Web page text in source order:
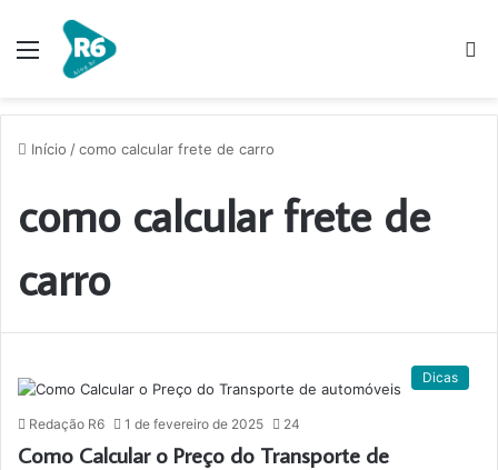
Menu
Início /como calcular frete de carro
como calcular frete de
carro
Dicas
Redação R6 1 de fevereiro de 2025 24
Como Calcular o Preço do Transporte de